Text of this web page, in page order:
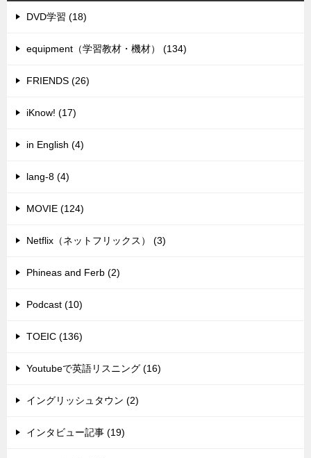
DVD学習 (18)
equipment（学習教材・機材） (134)
FRIENDS (26)
iKnow! (17)
in English (4)
lang-8 (4)
MOVIE (124)
Netflix（ネットフリックス） (3)
Phineas and Ferb (2)
Podcast (10)
TOEIC (136)
Youtubeで英語リスニング (16)
イングリッシュタウン (2)
インタビュー記事 (19)